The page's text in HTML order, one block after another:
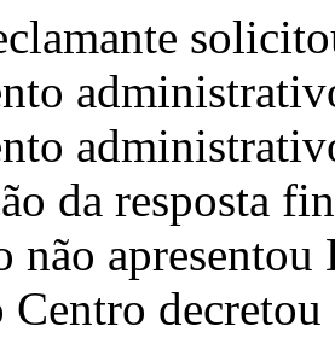
da resposta
não
Centro